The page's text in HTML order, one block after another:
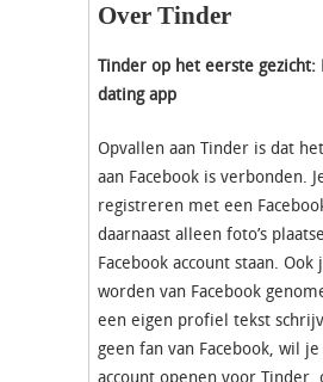
Over Tinder
Tinder op het eerste gezicht:
dating app
Opvallen aan Tinder is dat
aan Facebook is verbonden.
registreren met een
daarnaast alleen foto’s
Facebook account staan.
worden van Facebook
een eigen profiel tekst
geen fan van Facebook, wil
account openen voor